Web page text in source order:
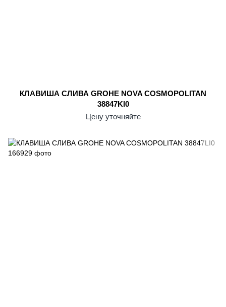
КЛАВИША СЛИВА GROHE NOVA COSMOPOLITAN
38847KI0
Цену уточняйте